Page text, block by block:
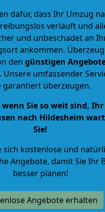
dafür, dass Ihr Umzug
verläuft und
und unbeschadet an
ankommen.
den günstigen
Unsere umfassender
garantiert überzeugen.
Sie so weit sind,
nach Hildesheim
Sie!
sich kostenlose und
Angebote, damit Sie Ihr
besser planen!
Angebote erhalten